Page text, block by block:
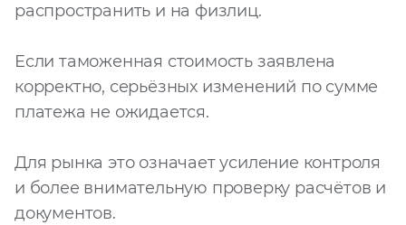
распространить и на физлиц.
Если таможенная стоимость заявлена
корректно, серьёзных изменений по сумме
платежа не ожидается.
Для рынка это означает усиление контроля
и более внимательную проверку расчётов и
документов.